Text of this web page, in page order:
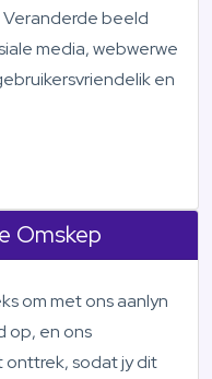
beeld
media, webwerwe
en
Omskep
om met ons aanlyn
op, en ons
onttrek, sodat jy dit